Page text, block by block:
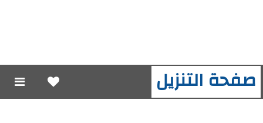
صفحة التنزيل